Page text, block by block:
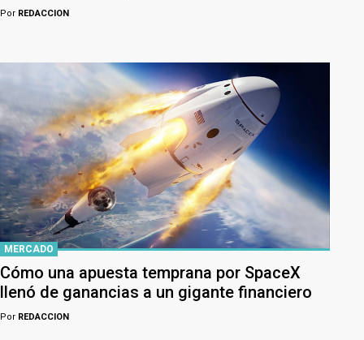
Por REDACCION
MERCADO
Cómo una apuesta temprana por SpaceX
llenó de ganancias a un gigante financiero
Por REDACCION